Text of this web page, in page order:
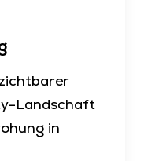
Landschaft
in